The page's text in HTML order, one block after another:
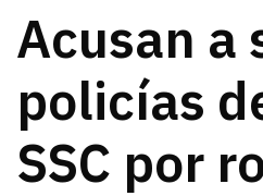
Acusan a
policías
SSC por